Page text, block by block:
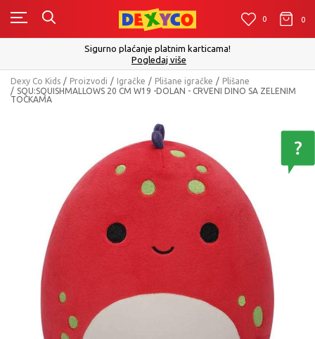
0 0
Sigurno plaćanje platnim karticama!
Pogledaj više
Dexy Co Kids Proizvodi Igračke Plišane igračke
Plišane
SQU:SQUISHMALLOWS 20 CM W19 -DOLAN - CRVENI DINO SA ZELENIM
TOCKAMA